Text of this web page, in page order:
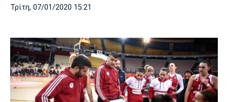
Τρίτη, 07/01/2020 15:21